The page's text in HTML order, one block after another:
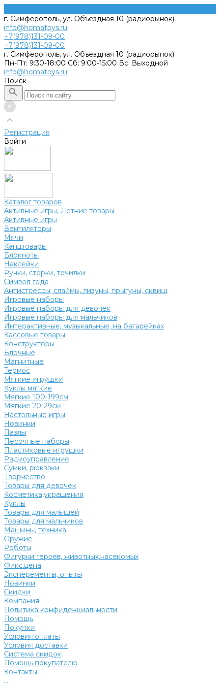
г. Симферополь, ул. Объездная 10 (радиорынок)
info@homatoys.ru
+7(978)131-09-00
+7(978)131-09-00
г. Симферополь, ул. Объездная 10 (радиорынок)
Пн-Пт: 9:30-18:00 Cб: 9:00-15:00 Вс: Выходной
info@homatoys.ru
Поиск
Регистрация
Войти
Каталог товаров
Активные игры, Летние товары
Активные игры
Вентиляторы
Мячи
Канцтовары
Блокноты
Наклейки
Ручки, стерки, точилки
Символ года
Антистрессы, слаймы, лизуны, прыгуны, сквиш
Игровые наборы
Игровые наборы для девочек
Игровые наборы для мальчиков
Интерактивные, музыкальные, на батарейках
Кассовые товары
Конструкторы
Блочные
Магнитные
Термос
Мягкие игрушки
Куклы мягкие
Мягкие 100-199см
Мягкие 20-29см
Настольные игры
Новинки
Пазлы
Песочные наборы
Пластиковые игрушки
Радиоуправление
Сумки, рюкзаки
Творчество
Товары для девочек
Косметика,украшения
Куклы
Товары для малышей
Товары для мальчиков
Машины, техника
Оружие
Роботы
Фигурки героев, животных,насекомых
Фикс.цена
Эксперементы, опыты
Новинки
Скидки
Компания
Политика конфиденциальности
Помощь
Покупки
Условия оплаты
Условия доставки
Система скидок
Помощь покупателю
Контакты
...